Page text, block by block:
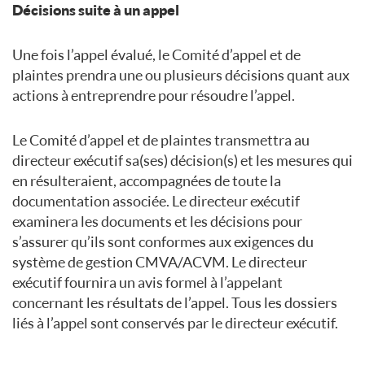
Décisions suite à un appel
Une fois l’appel évalué, le Comité d’appel et de
plaintes prendra une ou plusieurs décisions quant aux
actions à entreprendre pour résoudre l’appel.
Le Comité d’appel et de plaintes transmettra au
directeur exécutif sa(ses) décision(s) et les mesures qui
en résulteraient, accompagnées de toute la
documentation associée. Le directeur exécutif
examinera les documents et les décisions pour
s’assurer qu’ils sont conformes aux exigences du
système de gestion CMVA/ACVM. Le directeur
exécutif fournira un avis formel à l’appelant
concernant les résultats de l’appel. Tous les dossiers
liés à l’appel sont conservés par le directeur exécutif.